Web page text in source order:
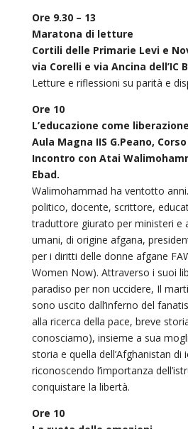
Ore 9.30 – 13
Maratona di letture
Cortili delle Primarie Levi e
via Corelli e via Ancina dell’IC
Letture e riflessioni su parità e
Ore 10
L’educazione come liberazione
Aula Magna IIS G.Peano,
Incontro con Atai
Ebad.
Walimohammad ha ventotto
politico, docente, scrittore,
traduttore giurato per ministeri e
umani, di origine afgana,
per i diritti delle donne afgane
Women Now). Attraverso i suoi
paradiso per non uccidere, Il
sono uscito dall’inferno del
alla ricerca della pace, breve
conosciamo), insieme a sua
storia e quella dell’Afghanistan di
riconoscendo l’importanza
conquistare la libertà.
Ore 10